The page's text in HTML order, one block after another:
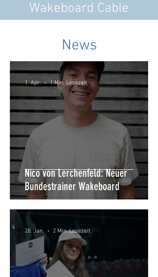
Wakeboard Cable
News
Nico von Lerchenfeld: Neuer
Bundestrainer Wakeboard
1. Apr. 1 Min. Lesezeit
28. Jan. 2 Min. Lesezeit